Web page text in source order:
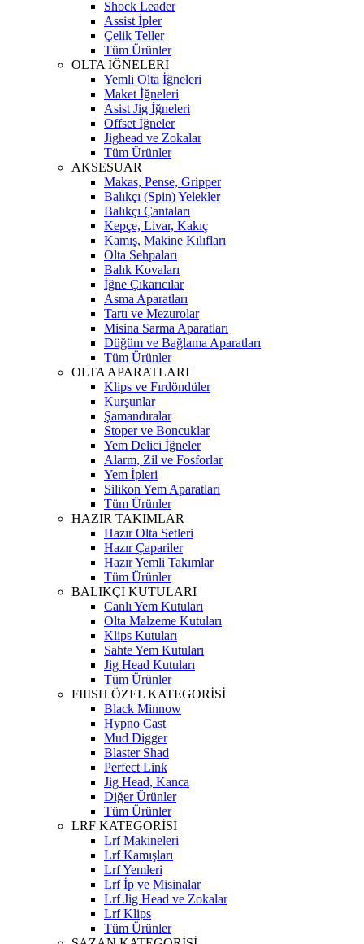
Shock Leader
Assist İpler
Çelik Teller
Tüm Ürünler
OLTA İĞNELERİ
Yemli Olta İğneleri
Maket İğneleri
Asist Jig İğneleri
Offset İğneler
Jighead ve Zokalar
Tüm Ürünler
AKSESUAR
Makas, Pense, Gripper
Balıkçı (Spin) Yelekler
Balıkçı Çantaları
Kepçe, Livar, Kakıç
Kamış, Makine Kılıfları
Olta Sehpaları
Balık Kovaları
İğne Çıkarıcılar
Asma Aparatları
Tartı ve Mezurolar
Misina Sarma Aparatları
Düğüm ve Bağlama Aparatları
Tüm Ürünler
OLTA APARATLARI
Klips ve Fırdöndüler
Kurşunlar
Şamandıralar
Stoper ve Boncuklar
Yem Delici İğneler
Alarm, Zil ve Fosforlar
Yem İpleri
Silikon Yem Aparatları
Tüm Ürünler
HAZIR TAKIMLAR
Hazır Olta Setleri
Hazır Çapariler
Hazır Yemli Takımlar
Tüm Ürünler
BALIKÇI KUTULARI
Canlı Yem Kutuları
Olta Malzeme Kutuları
Klips Kutuları
Sahte Yem Kutuları
Jig Head Kutuları
Tüm Ürünler
FIIISH ÖZEL KATEGORİSİ
Black Minnow
Hypno Cast
Mud Digger
Blaster Shad
Perfect Link
Jig Head, Kanca
Diğer Ürünler
Tüm Ürünler
LRF KATEGORİSİ
Lrf Makineleri
Lrf Kamışları
Lrf Yemleri
Lrf İp ve Misinalar
Lrf Jig Head ve Zokalar
Lrf Klips
Tüm Ürünler